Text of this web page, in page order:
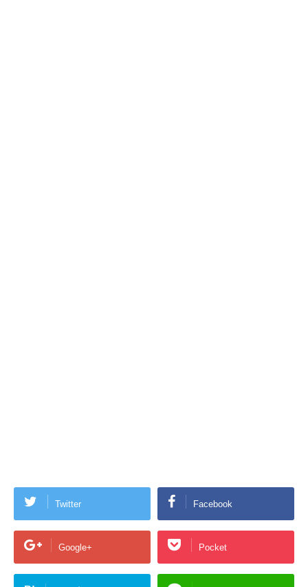
Twitter Facebook
Google+ Pocket